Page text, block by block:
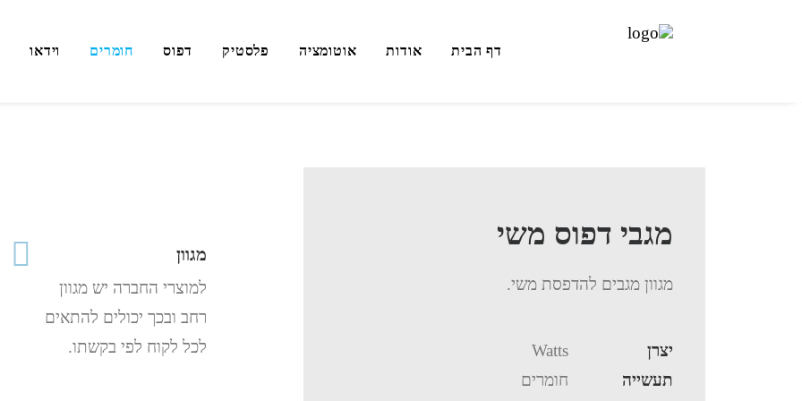
דף הבית אודות אוטומציה פלסטיק דפוס חומרים וידאו
מגבי דפוס משי
מגוון מגבים להדפסת משי.
יצרן
Watts
תעשייה
חומרים
מגוון
למוצרי החברה יש מגוון
רחב ובכך יכולים להתאים
לכל לקוח לפי בקשתו.